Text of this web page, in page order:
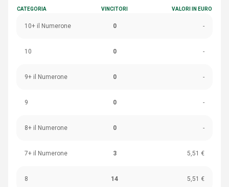
CATEGORIA VINCITORI VALORI IN EURO
10+ il Numerone 0 -
10 0 -
9+ il Numerone 0 -
9 0 -
8+ il Numerone 0 -
7+ il Numerone 3 5,51 €
8 14 5,51 €